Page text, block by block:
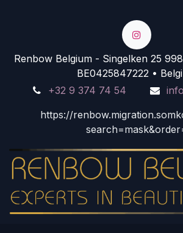
Renbow Belgium - Singelken 25
BE0425847222 •
+32 9 374 74 54
https://